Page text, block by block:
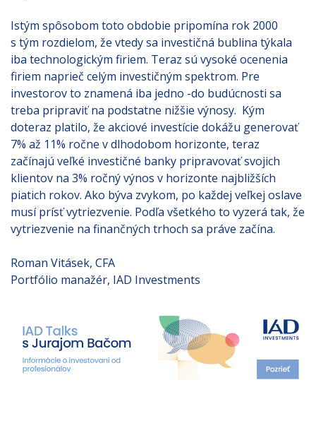
Istým spôsobom toto obdobie pripomína rok 2000
s tým rozdielom, že vtedy sa investičná bublina týkala
iba technologickým firiem. Teraz sú vysoké ocenenia
firiem naprieč celým investičným spektrom. Pre
investorov to znamená iba jedno -do budúcnosti sa
treba pripraviť na podstatne nižšie výnosy. Kým
doteraz platilo, že akciové investície dokážu generovať
7% až 11% ročne v dlhodobom horizonte, teraz
začínajú veľké investičné banky pripravovať svojich
klientov na 3% ročný výnos v horizonte najbližších
piatich rokov. Ako býva zvykom, po každej veľkej oslave
musí prísť vytriezvenie. Podľa všetkého to vyzerá tak, že
vytriezvenie na finančných trhoch sa práve začína.
Roman Vitásek, CFA
Portfólio manažér, IAD Investments